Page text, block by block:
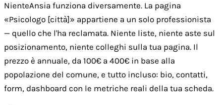
NienteAnsia funziona diversamente. La pagina
«Psicologo [città]» appartiene a un solo professionista
— quello che l'ha reclamata. Niente liste, niente aste sul
posizionamento, niente colleghi sulla tua pagina. Il
prezzo è annuale, da 100€ a 400€ in base alla
popolazione del comune, e tutto incluso: bio, contatti,
form, dashboard con le metriche reali della tua scheda.